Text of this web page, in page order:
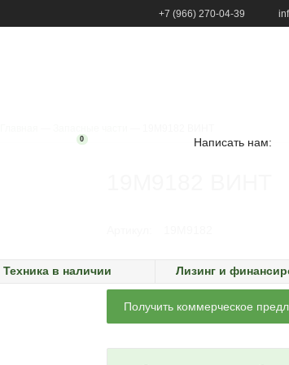
+7 (966) 270-04-39
0 Написать нам:
Техника в наличии Лизинг и
Получить коммерческое